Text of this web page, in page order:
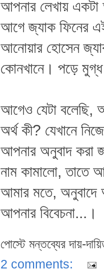
আপনার লেখায় একটা
আগে জ্যাক ফিনের
আনোয়ার হোসেন
কোনখানে। পড়ে
আগেও যেটা বলেছি,
অর্থ কী? যেখানে
আপনার অনুবাদ করা
নাম কামালো, তাতে
আমার মতে,
আপনার বিবেচনা...।
পোস্টে মন্তব্যের দায়-
2 comments: